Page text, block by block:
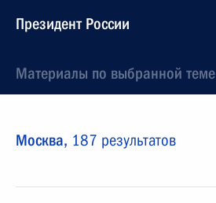
Президент России
Материалы по выбранной теме
Москва, 187 результатов